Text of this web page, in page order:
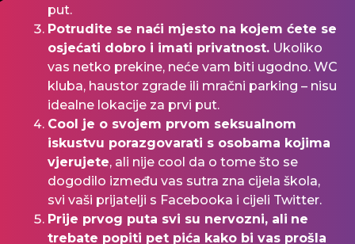
put.
Potrudite se naći mjesto na kojem ćete se
osjećati dobro i imati privatnost. Ukoliko
vas netko prekine, neće vam biti ugodno. WC
kluba, haustor zgrade ili mračni parking – nisu
idealne lokacije za prvi put.
Cool je o svojem prvom seksualnom
iskustvu porazgovarati s osobama kojima
vjerujete, ali nije cool da o tome što se
dogodilo između vas sutra zna cijela škola,
svi vaši prijatelji s Facebooka i cijeli Twitter.
Prije prvog puta svi su nervozni, ali ne
trebate popiti pet pića kako bi vas prošla